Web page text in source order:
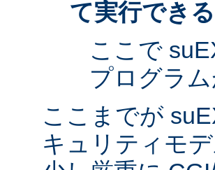
て実行でき
ここで
プログラ
ここまでが
キュリティモ